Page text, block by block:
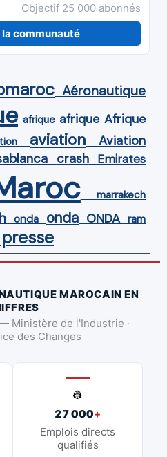
Objectif 25 000 abonnés
communauté
Aéronautique
afrique afrique Afrique
aviation Aviation
crash Emirates
marrakech
onda onda ONDA ram
MAROCAIN EN
Ministère de l'Industrie ·
des Changes
👷
27 000+
Emplois directs
qualifiés